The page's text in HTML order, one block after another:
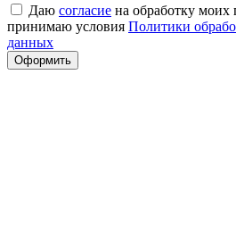
Даю согласие на обработку
принимаю условия Политики
данных
Оформить